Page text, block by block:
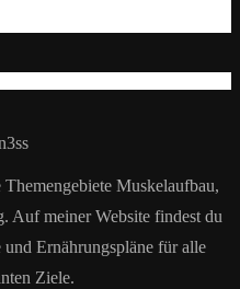
Muskelaufbau,
Auf meiner Website findest du
Ernährungspläne für alle
Ziele.